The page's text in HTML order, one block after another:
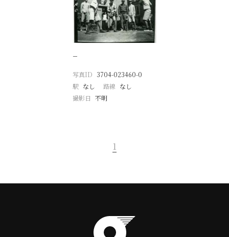
−
写真ID 3704-023460-0
駅 なし 路線 なし
撮影日
不明
1